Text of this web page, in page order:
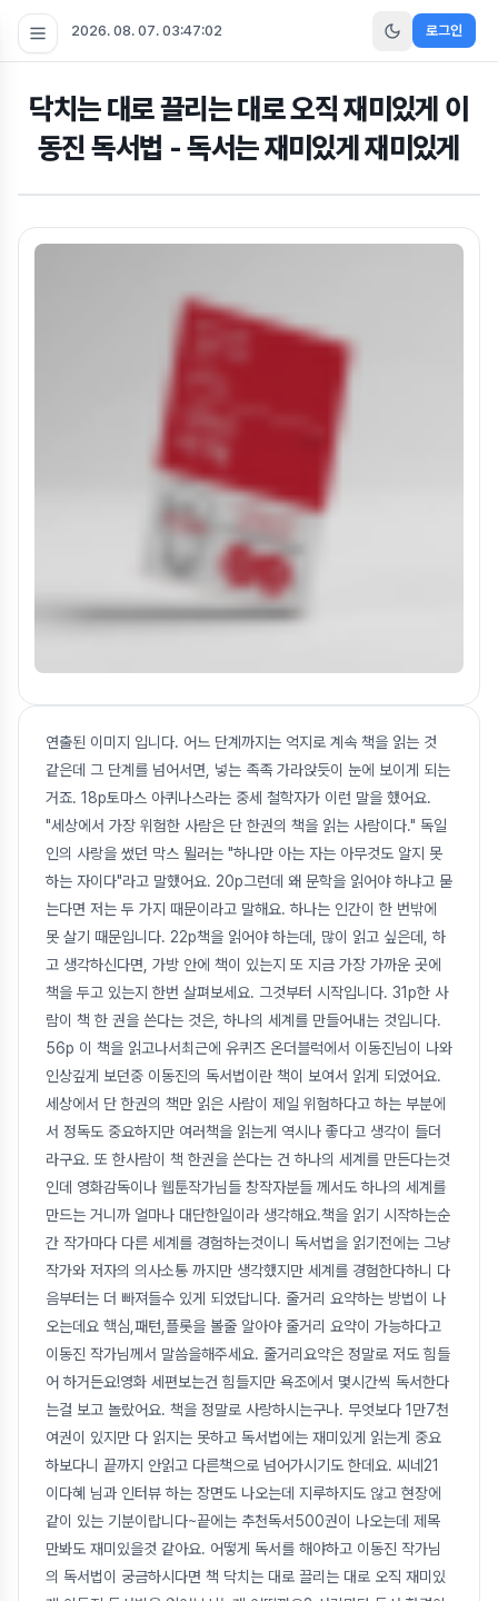
2026. 08. 07. 03:47:02 로그인
닥치는 대로 끌리는 대로 오직 재미있게 이
동진 독서법 - 독서는 재미있게 재미있게
연출된 이미지 입니다. 어느 단계까지는 억지로 계속 책을 읽는 것
같은데 그 단계를 넘어서면, 넣는 족족 가라앉듯이 눈에 보이게 되는
거죠. 18p토마스 아퀴나스라는 중세 철학자가 이런 말을 했어요.
"세상에서 가장 위험한 사람은 단 한권의 책을 읽는 사람이다." 독일
인의 사랑을 썼던 막스 뮐러는 "하나만 아는 자는 아무것도 알지 못
하는 자이다"라고 말했어요. 20p그런데 왜 문학을 읽어야 하냐고 묻
는다면 저는 두 가지 때문이라고 말해요. 하나는 인간이 한 번밖에
못 살기 때문입니다. 22p책을 읽어야 하는데, 많이 읽고 싶은데, 하
고 생각하신다면, 가방 안에 책이 있는지 또 지금 가장 가까운 곳에
책을 두고 있는지 한번 살펴보세요. 그것부터 시작입니다. 31p한 사
람이 책 한 권을 쓴다는 것은, 하나의 세계를 만들어내는 것입니다.
56p 이 책을 읽고나서최근에 유퀴즈 온더블럭에서 이동진님이 나와
인상깊게 보던중 이동진의 독서법이란 책이 보여서 읽게 되었어요.
세상에서 단 한권의 책만 읽은 사람이 제일 위험하다고 하는 부분에
서 정독도 중요하지만 여러책을 읽는게 역시나 좋다고 생각이 들더
라구요. 또 한사람이 책 한권을 쓴다는 건 하나의 세계를 만든다는것
인데 영화감독이나 웹툰작가님들 창작자분들 께서도 하나의 세계를
만드는 거니까 얼마나 대단한일이라 생각해요.책을 읽기 시작하는순
간 작가마다 다른 세계를 경험하는것이니 독서법을 읽기전에는 그냥
작가와 저자의 의사소통 까지만 생각했지만 세계를 경험한다하니 다
음부터는 더 빠져들수 있게 되었답니다. 줄거리 요약하는 방법이 나
오는데요 핵심,패턴,플롯을 볼줄 알아야 줄거리 요약이 가능하다고
이동진 작가님께서 말씀을해주세요. 줄거리요약은 정말로 저도 힘들
어 하거든요!영화 세편보는건 힘들지만 욕조에서 몇시간씩 독서한다
는걸 보고 놀랐어요. 책을 정말로 사랑하시는구나. 무엇보다 1만7천
여권이 있지만 다 읽지는 못하고 독서법에는 재미있게 읽는게 중요
하보다니 끝까지 안읽고 다른책으로 넘어가시기도 한데요. 씨네21
이다혜 님과 인터뷰 하는 장면도 나오는데 지루하지도 않고 현장에
같이 있는 기분이랍니다~끝에는 추천독서500권이 나오는데 제목
만봐도 재미있을것 같아요. 어떻게 독서를 해야하고 이동진 작가님
의 독서법이 궁금하시다면 책 닥치는 대로 끌리는 대로 오직 재미있